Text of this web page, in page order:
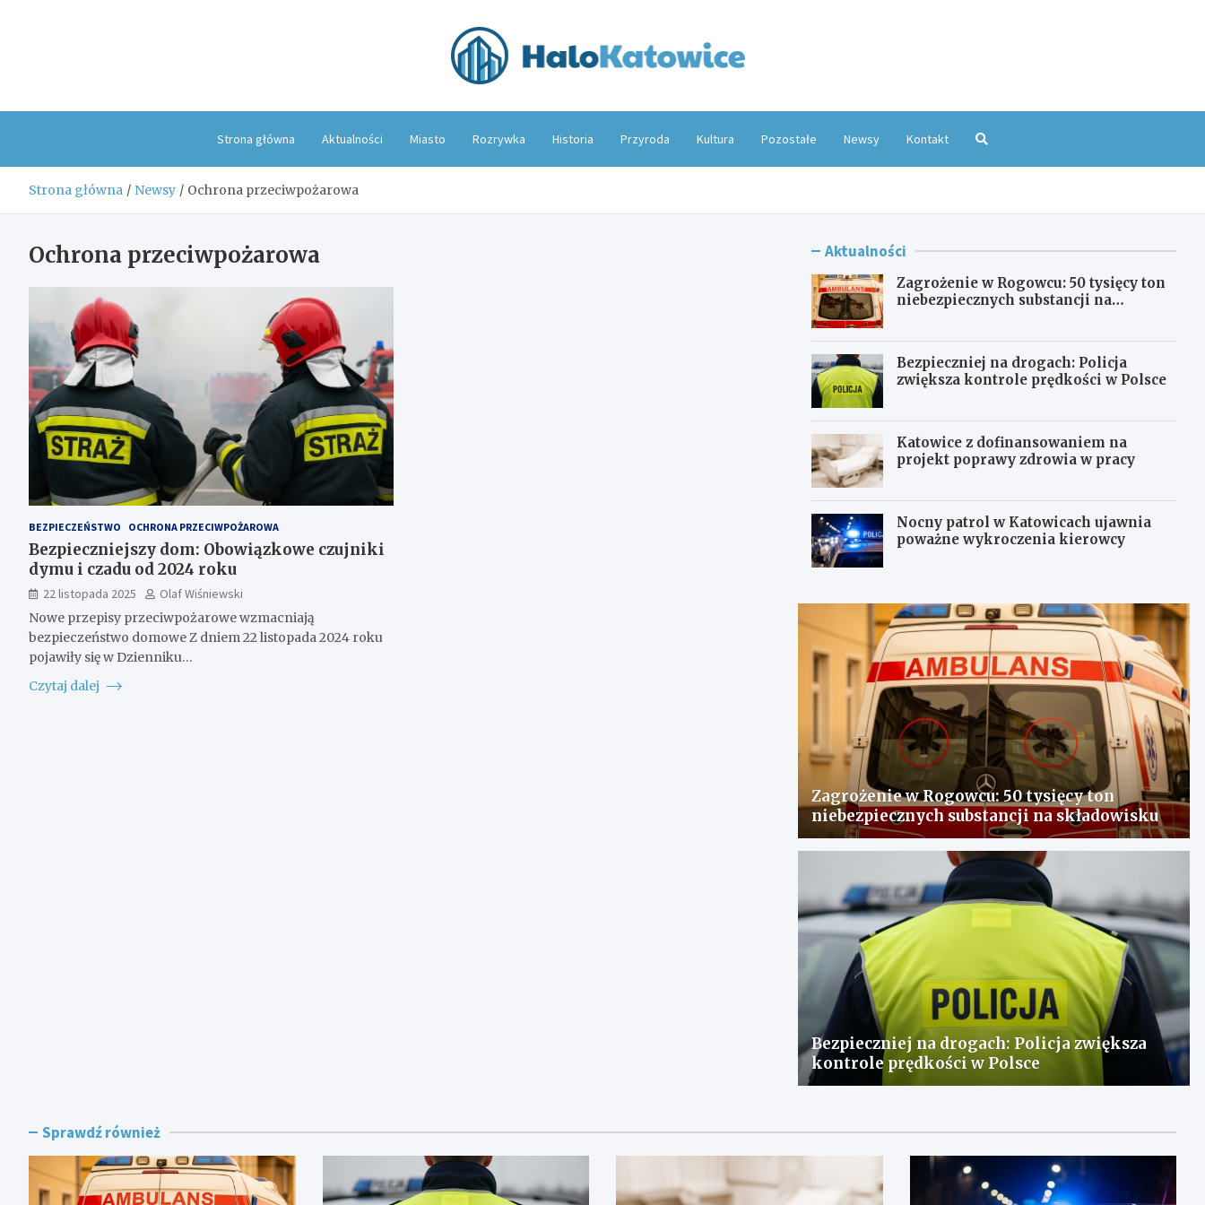
Strona główna Aktualności Miasto Rozrywka Historia Przyroda Kultura Pozostałe Newsy Kontakt
Strona główna Newsy Ochrona przeciwpożarowa
Ochrona przeciwpożarowa
BEZPIECZEŃSTWO OCHRONA PRZECIWPOŻAROWA
Bezpieczniejszy dom: Obowiązkowe czujniki
dymu i czadu od 2024 roku
22 listopada 2025
Olaf Wiśniewski
Nowe przepisy przeciwpożarowe wzmacniają
bezpieczeństwo domowe Z dniem 22 listopada 2024 roku
pojawiły się w Dzienniku…
Czytaj dalej
Aktualności
Zagrożenie w Rogowcu: 50 tysięcy ton
niebezpiecznych substancji na
Bezpieczniej na drogach: Policja
zwiększa kontrole prędkości w Polsce
Katowice z dofinansowaniem na
projekt poprawy zdrowia w pracy
Nocny patrol w Katowicach ujawnia
poważne wykroczenia kierowcy
Zagrożenie w Rogowcu: 50 tysięcy ton
niebezpiecznych substancji na składowisku
Bezpieczniej na drogach: Policja zwiększa
kontrole prędkości w Polsce
Sprawdź również